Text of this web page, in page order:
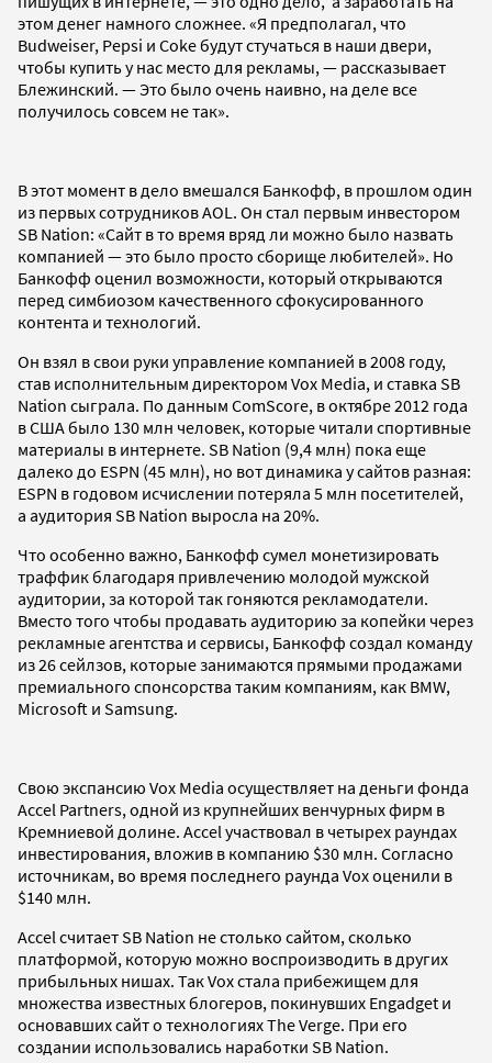
этом денег намного сложнее. «Я предполагал, что
Budweiser, Pepsi и Coke будут стучаться в наши двери,
чтобы купить у нас место для рекламы, — рассказывает
Блежинский. — Это было очень наивно, на деле все
получилось совсем не так».
В этот момент в дело вмешался Банкофф, в прошлом один
из первых сотрудников AOL. Он стал первым инвестором
SB Nation: «Сайт в то время вряд ли можно было назвать
компанией — это было просто сборище любителей». Но
Банкофф оценил возможности, который открываются
перед симбиозом качественного сфокусированного
контента и технологий.
Он взял в свои руки управление компанией в 2008 году,
став исполнительным директором Vox Media, и ставка SB
Nation сыграла. По данным ComScore, в октябре 2012 года
в США было 130 млн человек, которые читали спортивные
материалы в интернете. SB Nation (9,4 млн) пока еще
далеко до ESPN (45 млн), но вот динамика у сайтов разная:
ESPN в годовом исчислении потеряла 5 млн посетителей,
а аудитория SB Nation выросла на 20%.
Что особенно важно, Банкофф сумел монетизировать
траффик благодаря привлечению молодой мужской
аудитории, за которой так гоняются рекламодатели.
Вместо того чтобы продавать аудиторию за копейки через
рекламные агентства и сервисы, Банкофф создал команду
из 26 сейлзов, которые занимаются прямыми продажами
премиального спонсорства таким компаниям, как BMW,
Microsoft и Samsung.
Свою экспансию Vox Media осуществляет на деньги фонда
Accel Partners, одной из крупнейших венчурных фирм в
Кремниевой долине. Accel участвовал в четырех раундах
инвестирования, вложив в компанию $30 млн. Согласно
источникам, во время последнего раунда Vox оценили в
$140 млн.
Accel считает SB Nation не столько сайтом, сколько
платформой, которую можно воспроизводить в других
прибыльных нишах. Так Vox стала прибежищем для
множества известных блогеров, покинувших Engadget и
основавших сайт о технологиях The Verge. При его
создании использовались наработки SB Nation.